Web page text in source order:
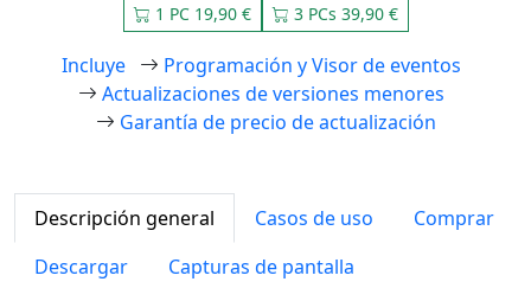
1 PC 19,90 € 3 PCs 39,90 €
Incluye
Programación y Visor de eventos
Actualizaciones de versiones menores
Garantía de precio de actualización
Descripción general Casos de uso
Comprar
Descargar
Capturas de pantalla